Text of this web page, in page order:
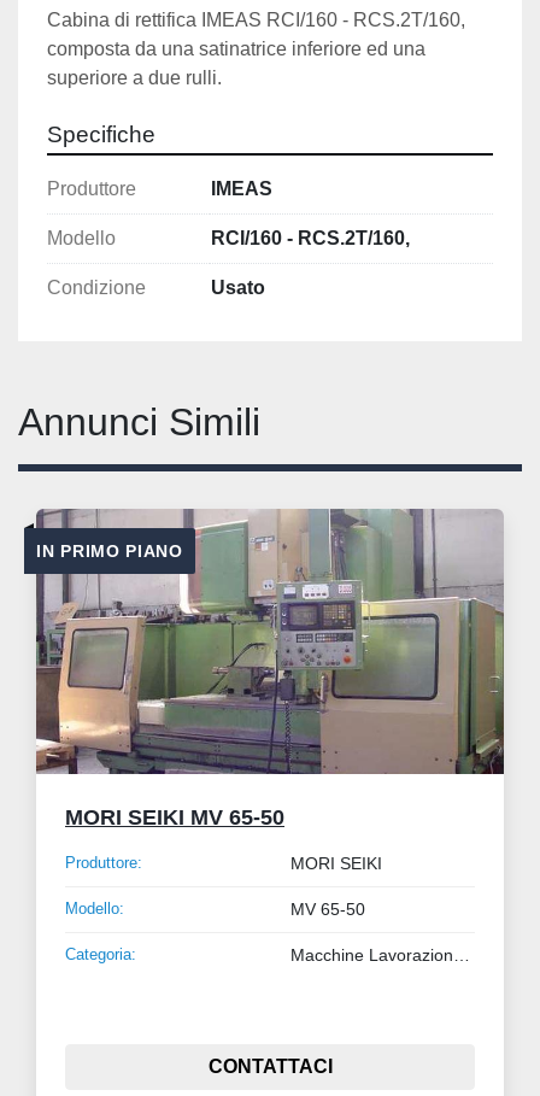
Cabina di rettifica IMEAS RCI/160 - RCS.2T/160,
composta da una satinatrice inferiore ed una
superiore a due rulli.
Specifiche
Produttore IMEAS
Modello RCI/160 - RCS.2T/160,
Condizione Usato
Annunci Simili
IN PRIMO PIANO
MORI SEIKI MV 65-50
Produttore: MORI SEIKI
Modello: MV 65-50
Categoria:
CONTATTACI